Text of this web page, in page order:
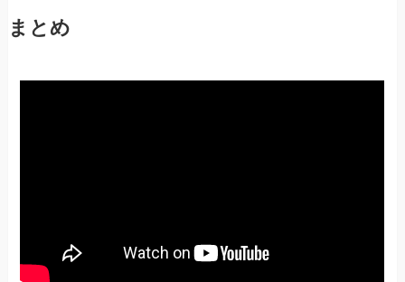
まとめ